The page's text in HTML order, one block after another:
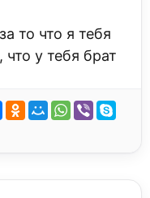
то что я тебя
у тебя брат